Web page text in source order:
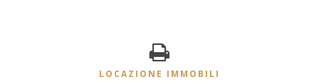
LOCAZIONE IMMOBILI